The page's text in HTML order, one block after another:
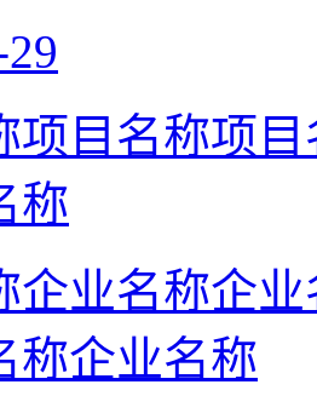
项目名称项
称
企业名称企
称企业名称